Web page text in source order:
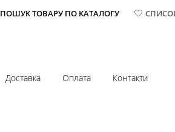
ПОШУК ТОВАРУ ПО КАТАЛОГУ
Доставка Оплата Контакти